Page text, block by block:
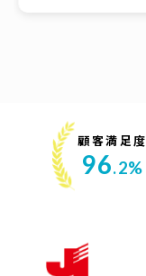
顧客満足度
96.2%